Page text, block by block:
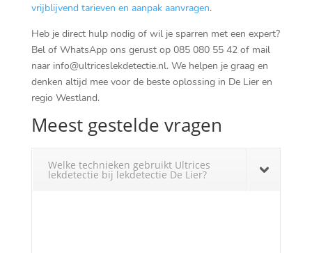
vrijblijvend tarieven en aanpak aanvragen.
Heb je direct hulp nodig of wil je sparren met een expert?
Bel of WhatsApp ons gerust op 085 080 55 42 of mail
naar info@ultriceslekdetectie.nl. We helpen je graag en
denken altijd mee voor de beste oplossing in De Lier en
regio Westland.
Meest gestelde vragen
Welke technieken gebruikt Ultrices
lekdetectie bij lekdetectie De Lier?